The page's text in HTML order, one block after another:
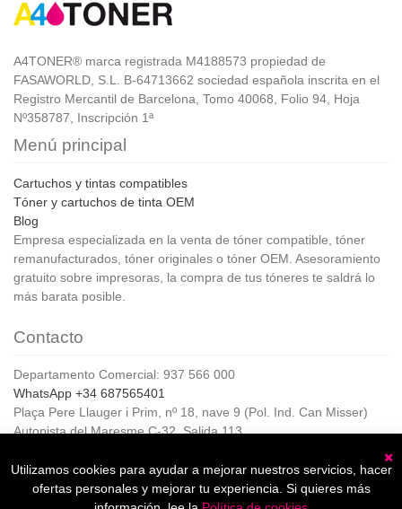
A4TONER® marca registrada M4188573 propiedad de
FASAWORLD, S.L. B-64713662 sociedad española inscrita en el
Registro Mercantil de Barcelona, Tomo 40068, Folio 94, Hoja
Nº358787, Inscripción 1ª
Menú principal
Cartuchos y tintas compatibles
Tóner y cartuchos de tinta OEM
Blog
Empresa especializada en la venta de tóner compatible, tóner
remanufacturados, tóner originales o tóner OEM. Asesoramiento
gratuito sobre impresoras, la compra de tus tóneres te saldrá lo
más barata posible.
Contacto
Departamento Comercial: 937 566 000
WhatsApp +34 687565401
Plaça Pere Llauger i Prim, nº 18, nave 9 (Pol. Ind. Can Misser)
Autopista del Maresme C-32, Salida 113
Horario de Atención al cliente:
De lunes a jueves de 8:00 a 17:00,
Utilizamos cookies para ayudar a mejorar nuestros servicios, hacer
ofertas personales y mejorar tu experiencia. Si quieres más